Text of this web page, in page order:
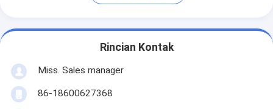
Rincian Kontak
Miss. Sales manager
86-18600627368